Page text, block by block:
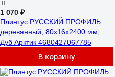
1 070 ₽
Плинтус РУССКИЙ ПРОФИЛЬ
деревянный, 80х16х2400 мм,
Дуб Арктик 4680427067785
В корзину